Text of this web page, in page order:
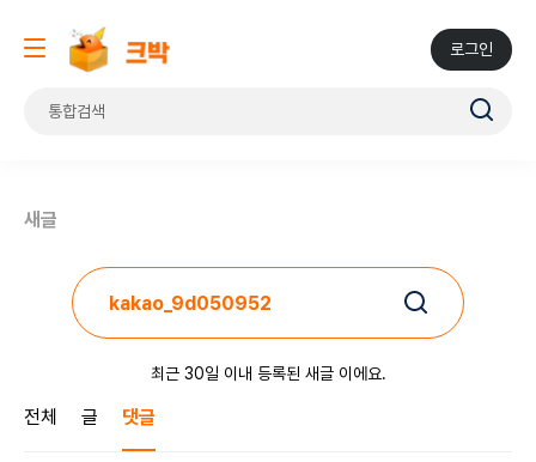
로그인
새글
최근 30일 이내 등록된 새글 이에요.
전체 글 댓글